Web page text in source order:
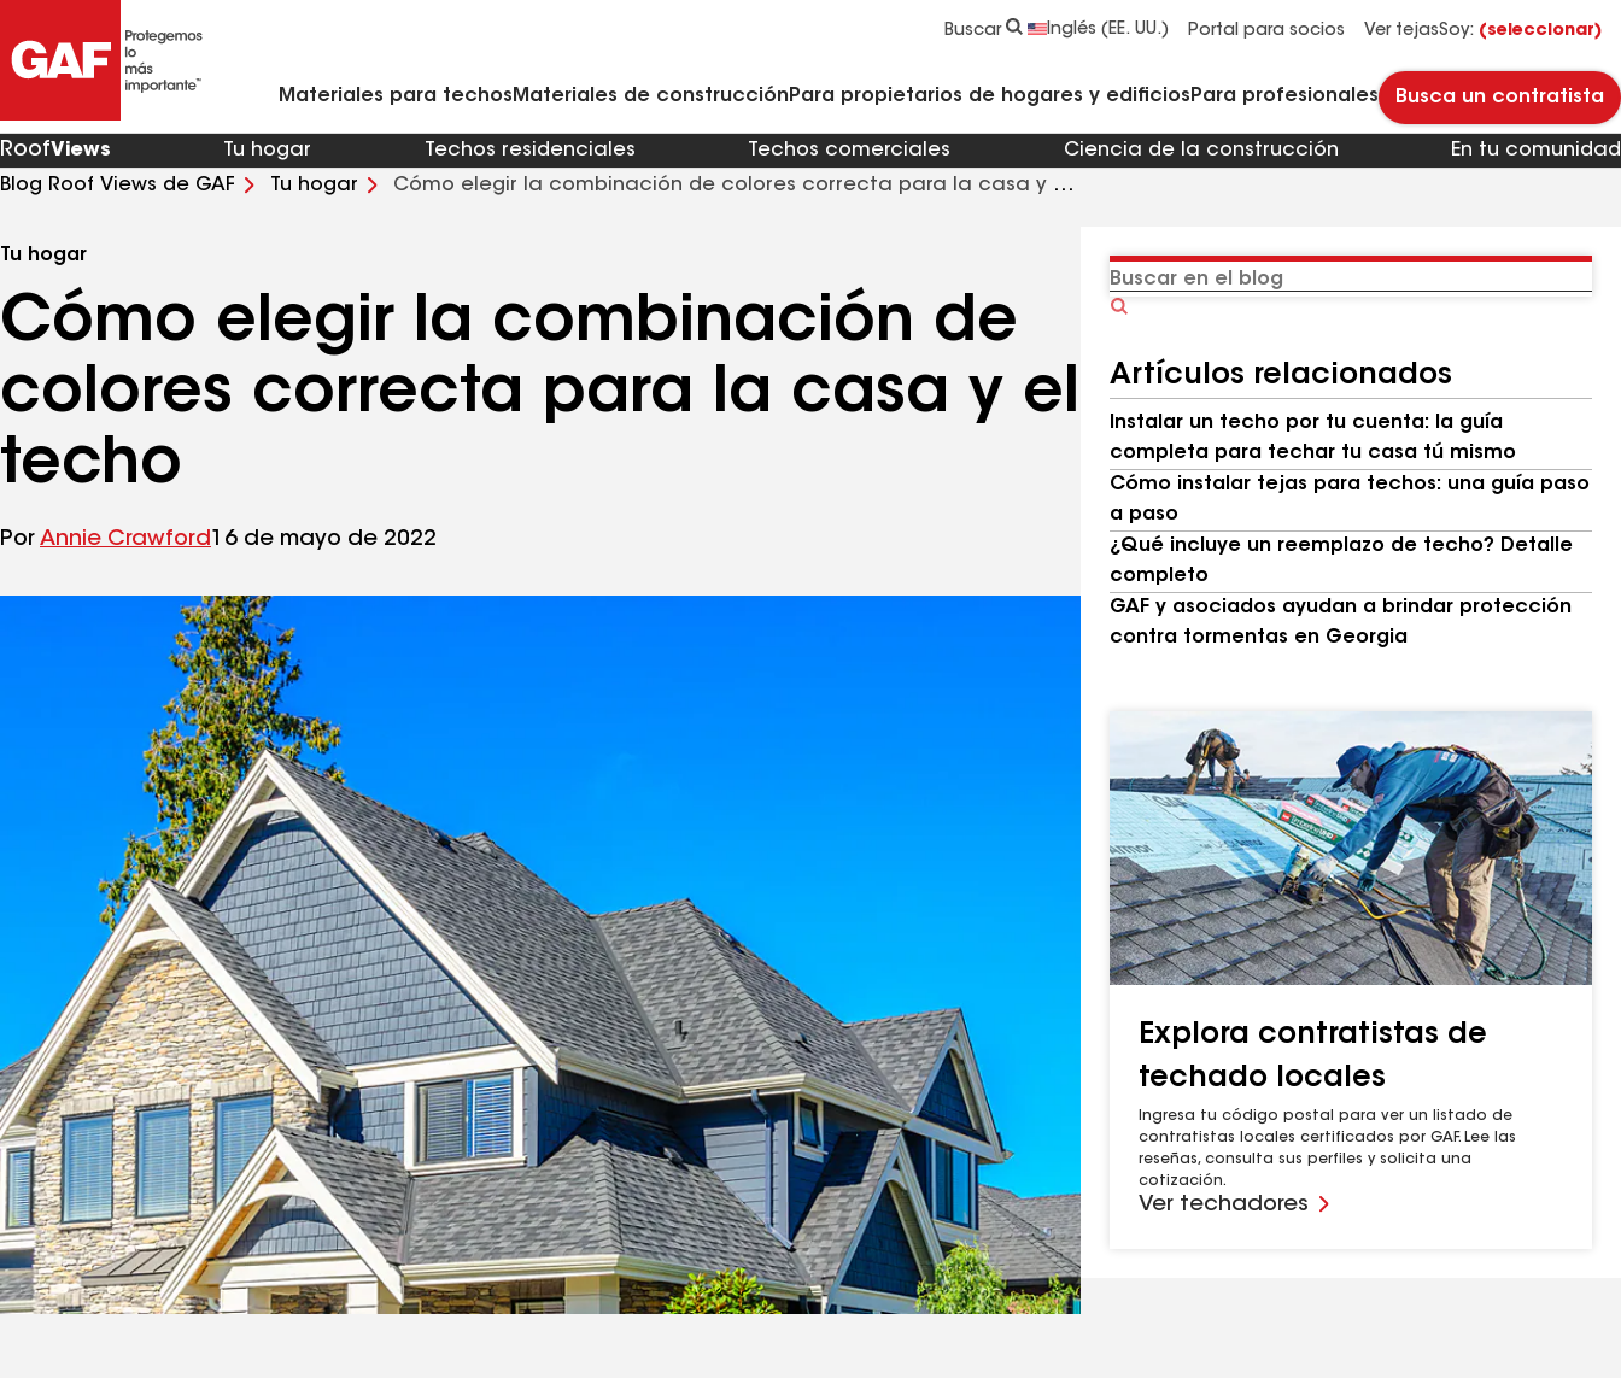
Buscar Inglés (EE. UU.) Portal para socios Ver tejasSoy: (seleccionar)
Materiales para techos Materiales de construcción Para propietarios de hogares y edificios Para profesionales Busca un contratista
RoofViews Tu hogar Techos residenciales Techos comerciales Ciencia de la construcción
En tu comunidad
Blog Roof Views de GAF
Tu hogar
Cómo elegir la combinación de colores correcta para la casa y el
Tu hogar
Cómo elegir la combinación de
colores correcta para la casa y el
techo
Por Annie Crawford 16 de mayo de 2022
Buscar
el
blog
Artículos relacionados
Instalar un techo por tu cuenta: la guía
completa para techar tu casa tú mismo
Cómo instalar tejas para techos: una guía paso
a paso
¿Qué incluye un reemplazo de techo? Detalle
completo
GAF y asociados ayudan a brindar protección
contra tormentas en Georgia
Explora contratistas de
techado locales
Ingresa tu código postal para ver un listado de
contratistas locales certificados por GAF. Lee las
reseñas, consulta sus perfiles y solicita una
cotización.
Ver techadores